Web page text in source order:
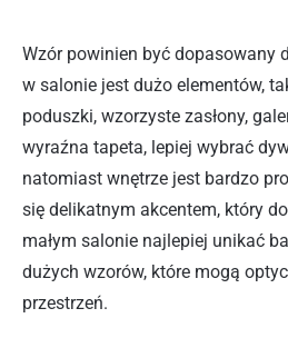
Wzór powinien być dopasowany
w salonie jest dużo elementów,
poduszki, wzorzyste zasłony,
wyraźna tapeta, lepiej wybrać
natomiast wnętrze jest bardzo
się delikatnym akcentem, który
małym salonie najlepiej unikać
dużych wzorów, które mogą
przestrzeń.